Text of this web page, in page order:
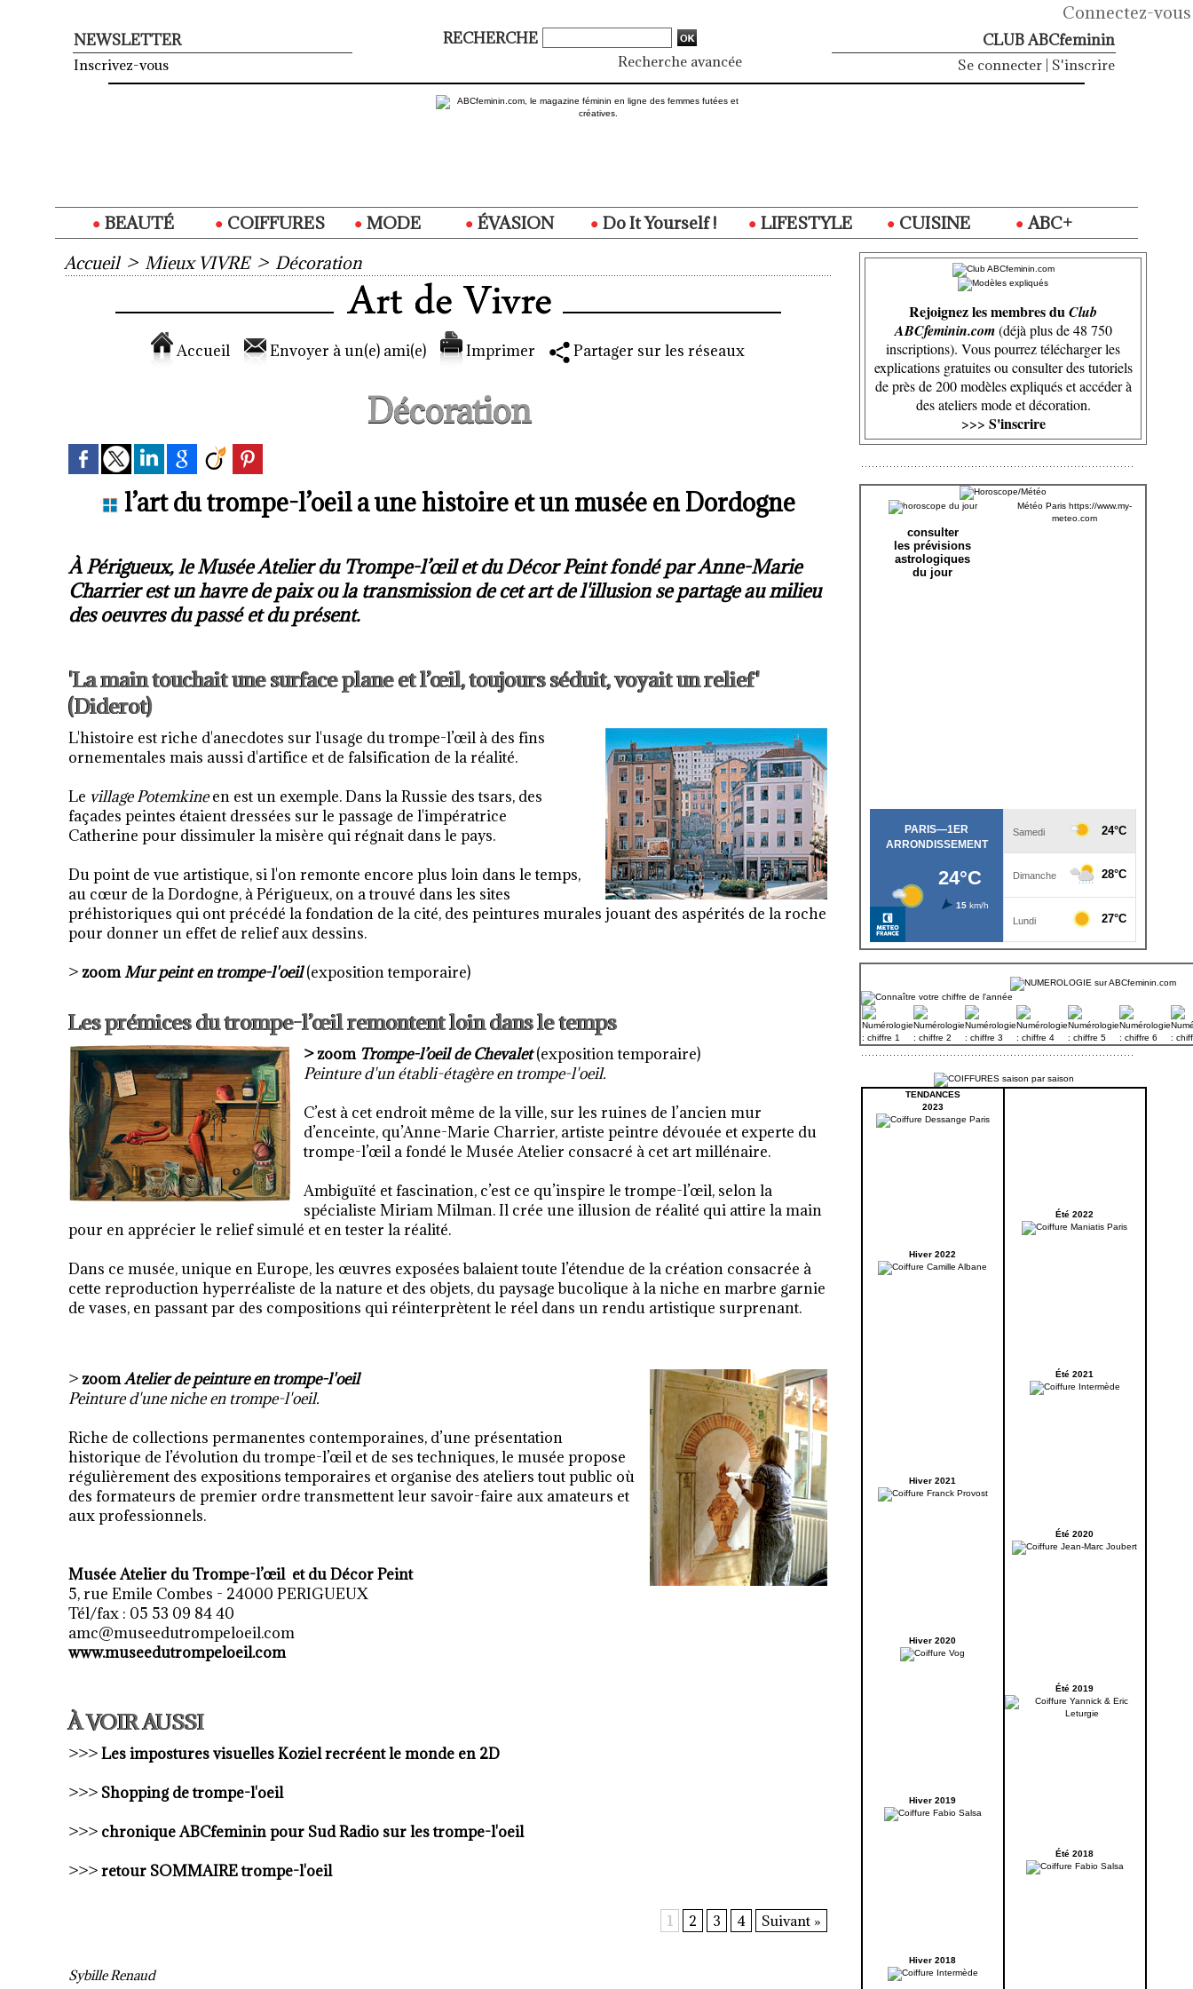
Connectez-vous
NEWSLETTER
Inscrivez-vous
RECHERCHE
Recherche avancée
CLUB ABCfeminin
Se connecter S'inscrire
BEAUTÉ COIFFURES MODE ÉVASION Do It Yourself ! LIFESTYLE CUISINE
ABC+
Accueil > Mieux VIVRE > Décoration
Accueil Envoyer à un(e) ami(e) Imprimer Partager sur les réseaux
Décoration
l’art du trompe-l’oeil a une histoire et un musée en Dordogne
À Périgueux, le Musée Atelier du Trompe-l’œil et du Décor Peint fondé par Anne-Marie
Charrier est un havre de paix ou la transmission de cet art de l'illusion se partage au milieu
des oeuvres du passé et du présent.
'La main touchait une surface plane et l’œil, toujours séduit, voyait un relief'
(Diderot)
L'histoire est riche d'anecdotes sur l'usage du trompe-l’œil à des fins
ornementales mais aussi d'artifice et de falsification de la réalité.
Le village Potemkineen est un exemple. Dans la Russie des tsars, des
façades peintes étaient dressées sur le passage de l'impératrice
Catherine pour dissimuler la misère qui régnait dans le pays.
Du point de vue artistique, si l'on remonte encore plus loin dans le temps,
au cœur de la Dordogne, à Périgueux, on a trouvé dans les sites
préhistoriques qui ont précédé la fondation de la cité, des peintures murales jouant des aspérités de la roche
pour donner un effet de relief aux dessins.
> zoomMur peint en trompe-l'oeil(exposition temporaire)
Les prémices du trompe-l’œil remontent loin dans le temps
> zoom Trompe-l’oeil de Chevalet (exposition temporaire)
Peinture d'un établi-étagère en trompe-l'oeil.
C’est à cet endroit même de la ville, sur les ruines de l’ancien mur
d’enceinte, qu’Anne-Marie Charrier, artiste peintre dévouée et experte du
trompe-l’œil a fondé le Musée Atelier consacré à cet art millénaire.
Ambiguïté et fascination, c’est ce qu’inspire le trompe-l’œil, selon la
spécialiste Miriam Milman. Il crée une illusion de réalité qui attire la main
pour en apprécier le relief simulé et en tester la réalité.
Dans ce musée, unique en Europe, les œuvres exposées balaient toute l’étendue de la création consacrée à
cette reproduction hyperréaliste de la nature et des objets, du paysage bucolique à la niche en marbre garnie
de vases, en passant par des compositions qui réinterprètent le réel dans un rendu artistique surprenant.
> zoomAtelier de peinture en trompe-l'oeil
Peinture d'une niche en trompe-l'oeil.
Riche de collections permanentes contemporaines, d’une présentation
historique de l’évolution du trompe-l’œil et de ses techniques, le musée propose
régulièrement des expositions temporaires et organise des ateliers tout public où
des formateurs de premier ordre transmettent leur savoir-faire aux amateurs et
aux professionnels.
Musée Atelier du Trompe-l’œil et du Décor Peint
5, rue Emile Combes - 24000 PERIGUEUX
Tél/fax : 05 53 09 84 40
amc@museedutrompeloeil.com
www.museedutrompeloeil.com
À VOIR AUSSI
>>>Les impostures visuelles Koziel recréent le monde en 2D
>>> Shopping de trompe-l'oeil
>>> chronique ABCfeminin pour Sud Radio sur les trompe-l'oeil
>>>retour SOMMAIRE trompe-l'oeil
1 2 3 4 Suivant »
Sybille Renaud
Rejoignez les membres duClub
ABCfeminin.com(déjà plus de 48 750
inscriptions). Vous pourrez télécharger les
explications gratuites ou consulter des tutoriels
de près de 200 modèles expliqués et accéder à
des ateliers mode et décoration.
>>> S'inscrire
consulter
les prévisions
astrologiques
du jour
Météo Paris https://www.my-
meteo.com
TENDANCES
2023
Hiver 2022
Hiver 2021
Hiver 2020
Hiver 2019
Hiver 2018
Été 2022
Été 2021
Été 2020
Été 2019
Été 2018